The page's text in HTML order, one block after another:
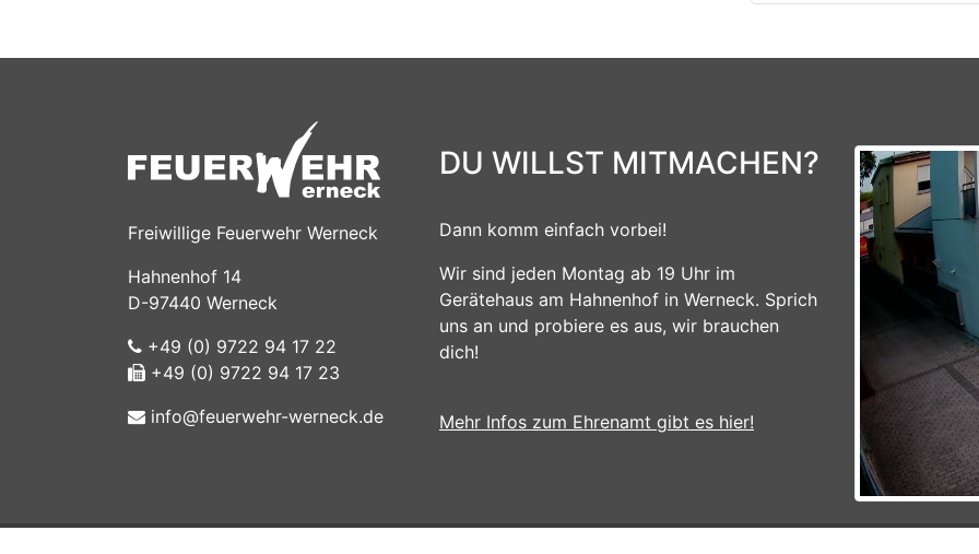
Freiwillige Feuerwehr Werneck
Hahnenhof 14
D-97440 Werneck
+49 (0) 9722 94 17 22
+49 (0) 9722 94 17 23
info@feuerwehr-werneck.de
DU WILLST MITMACHEN?
Dann komm einfach vorbei!
Wir sind jeden Montag ab 19 Uhr im
Gerätehaus am Hahnenhof in Werneck. Sprich
uns an und probiere es aus, wir brauchen
dich!
Mehr Infos zum Ehrenamt gibt es hier!